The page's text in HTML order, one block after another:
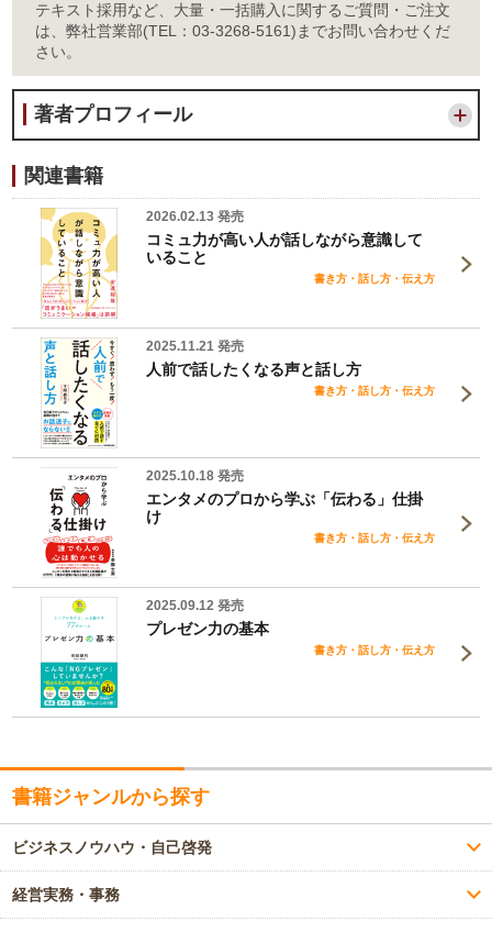
テキスト採用など、大量・一括購入に関するご質問・ご注文
は、弊社営業部(TEL：03-3268-5161)までお問い合わせくだ
さい。
著者プロフィール
関連書籍
2026.02.13 発売
コミュ力が高い人が話しながら意識して
いること
書き方・話し方・伝え方
2025.11.21 発売
人前で話したくなる声と話し方
書き方・話し方・伝え方
2025.10.18 発売
エンタメのプロから学ぶ「伝わる」仕掛
け
書き方・話し方・伝え方
2025.09.12 発売
プレゼン力の基本
書き方・話し方・伝え方
書籍ジャンルから探す
ビジネスノウハウ・自己啓発
経営実務・事務